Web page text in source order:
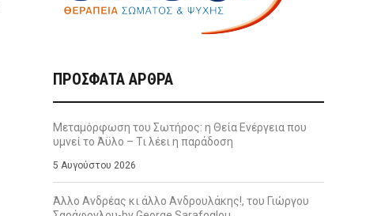
ΠΡΌΣΦΑΤΑ ΆΡΘΡΑ
Μεταμόρφωση του Σωτήρος: η Θεία Ενέργεια που
υμνεί το Άϋλο – Τι λέει η παράδοση
5 Αυγούστου 2026
Άλλο Ανδρέας κι άλλο Ανδρουλάκης!, του Γιώργου